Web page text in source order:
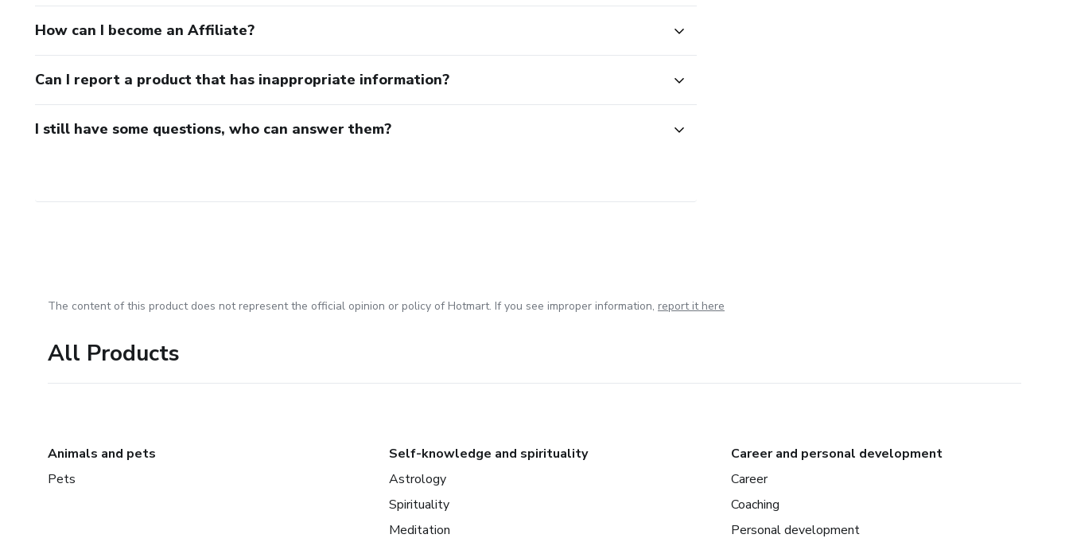
How can I become an Affiliate?
Can I report a product that has inappropriate information?
I still have some questions, who can answer them?
The content of this product does not represent the official opinion or policy of Hotmart. If you see improper information, report it here
All Products
Animals and pets
Pets
Self-knowledge and spirituality
Astrology
Spirituality
Meditation
Career and personal development
Career
Coaching
Personal development